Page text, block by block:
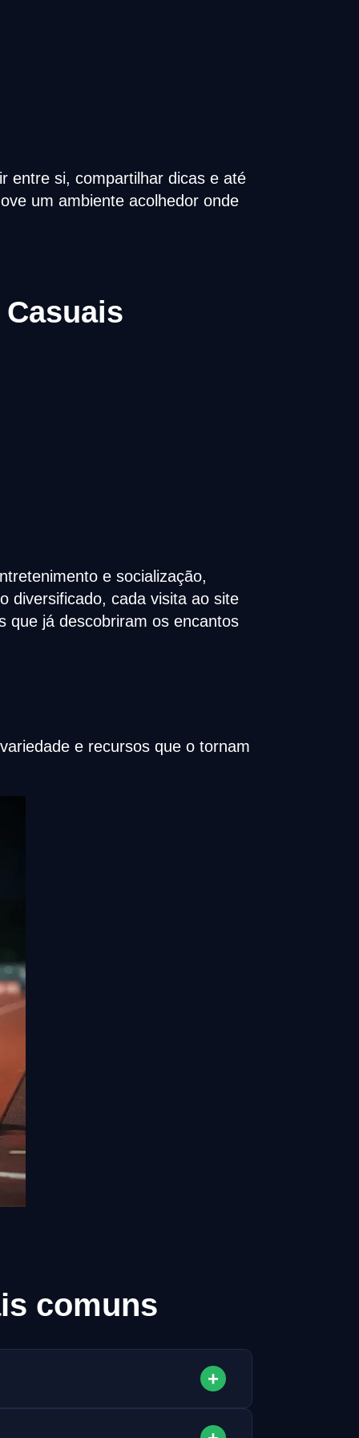
entre si, compartilhar dicas e até
um ambiente acolhedor onde
e socialização,
diversificado, cada visita ao site
que já descobriram os encantos
e recursos que o tornam
comuns
+